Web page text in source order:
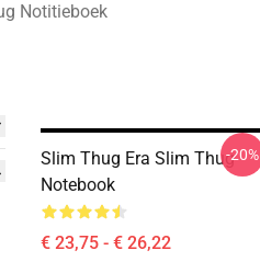
Notitieboek
Slim Thug Era Slim Thug
Notebook
€ 23,75 - € 26,22
-20%